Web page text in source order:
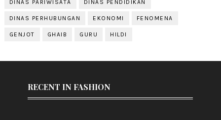
DINAS PARIWISATA DINAS PENDIDIKAN
DINAS PERHUBUNGAN EKONOMI FENOMENA
GENJOT GHAIB GURU HILDI
RECENT IN FASHION